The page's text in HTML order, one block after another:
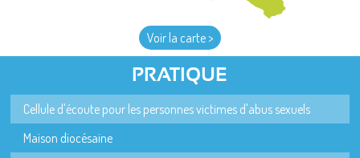
Voir la carte >
PRATIQUE
Cellule d'écoute pour les personnes victimes d'abus sexuels
Maison diocésaine